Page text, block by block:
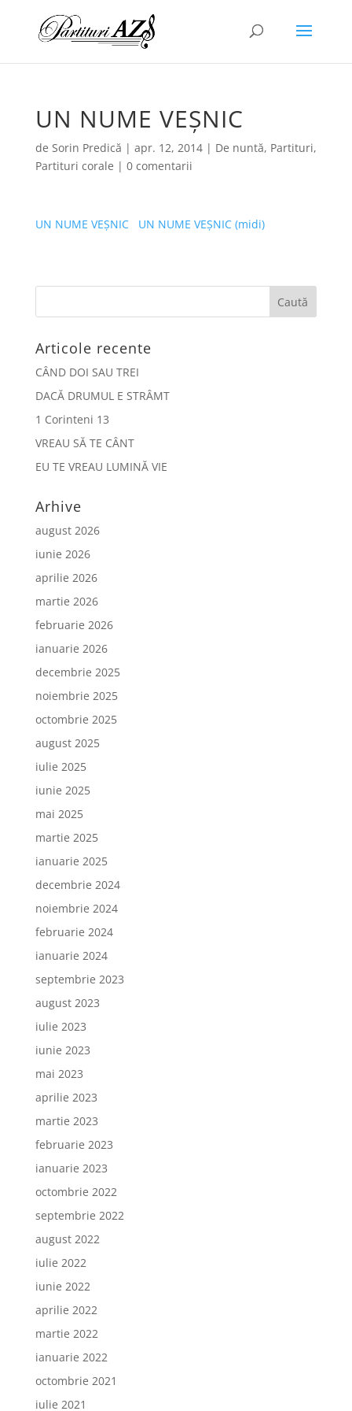
UN NUME VEŞNIC
de Sorin Predică | apr. 12, 2014| De nuntă, Partituri,
Partituri corale | 0 comentarii
UN NUME VEŞNIC UN NUME VEŞNIC (midi)
Articole recente
CÂND DOI SAU TREI
DACĂ DRUMUL E STRÂMT
1 Corinteni 13
VREAU SĂ TE CÂNT
EU TE VREAU LUMINĂ VIE
Arhive
august 2026
iunie 2026
aprilie 2026
martie 2026
februarie 2026
ianuarie 2026
decembrie 2025
noiembrie 2025
octombrie 2025
august 2025
iulie 2025
iunie 2025
mai 2025
martie 2025
ianuarie 2025
decembrie 2024
noiembrie 2024
februarie 2024
ianuarie 2024
septembrie 2023
august 2023
iulie 2023
iunie 2023
mai 2023
aprilie 2023
martie 2023
februarie 2023
ianuarie 2023
octombrie 2022
septembrie 2022
august 2022
iulie 2022
iunie 2022
aprilie 2022
martie 2022
ianuarie 2022
octombrie 2021
iulie 2021